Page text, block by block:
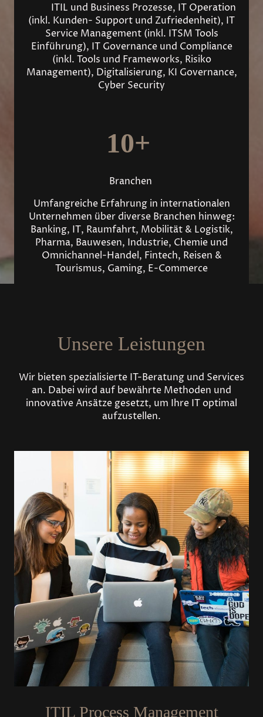
ITIL und Business Prozesse, IT Operation
(inkl. Kunden- Support und Zufriedenheit), IT
Service Management (inkl. ITSM Tools
Einführung), IT Governance und Compliance
(inkl. Tools und Frameworks, Risiko
Management), Digitalisierung, KI Governance,
Cyber Security
10+
Branchen
Umfangreiche Erfahrung in internationalen
Unternehmen über diverse Branchen hinweg:
Banking, IT, Raumfahrt, Mobilität & Logistik,
Pharma, Bauwesen, Industrie, Chemie und
Omnichannel-Handel, Fintech, Reisen &
Tourismus, Gaming, E-Commerce
Unsere Leistungen
Wir bieten spezialisierte IT-Beratung und Services
an. Dabei wird auf bewährte Methoden und
innovative Ansätze gesetzt, um Ihre IT optimal
aufzustellen.
ITIL Process Management